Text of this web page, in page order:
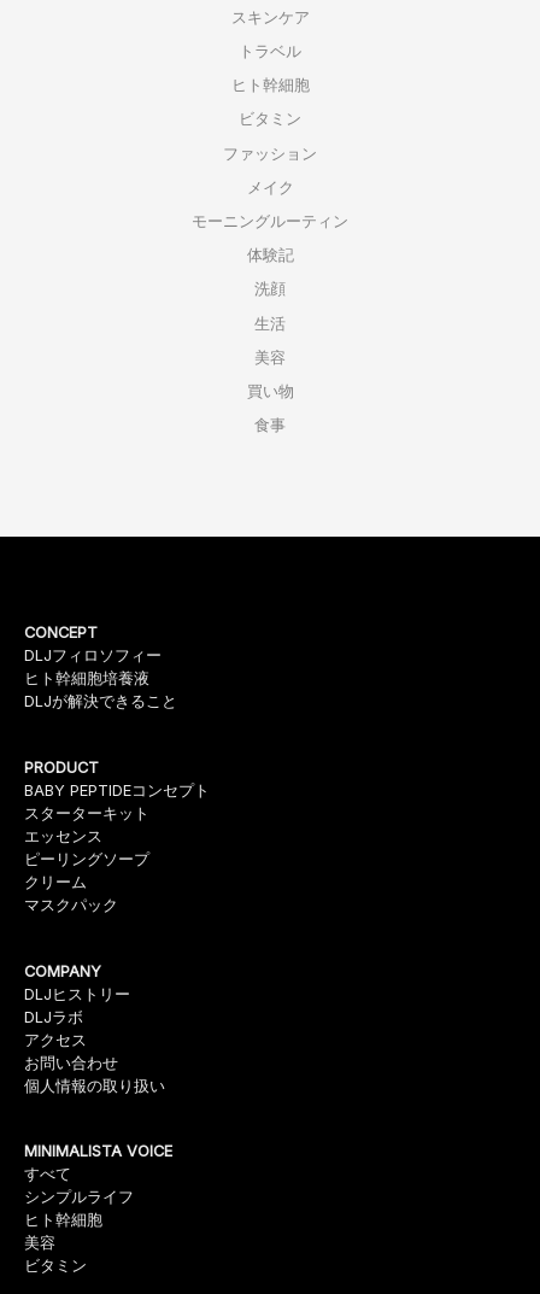
スキンケア
トラベル
ヒト幹細胞
ビタミン
ファッション
メイク
モーニングルーティン
体験記
洗顔
生活
美容
買い物
食事
CONCEPT
DLJフィロソフィー
ヒト幹細胞培養液
DLJが解決できること
PRODUCT
BABY PEPTIDEコンセプト
スターターキット
エッセンス
ピーリングソープ
クリーム
マスクパック
COMPANY
DLJヒストリー
DLJラボ
アクセス
お問い合わせ
個人情報の取り扱い
MINIMALISTA VOICE
すべて
シンプルライフ
ヒト幹細胞
美容
ビタミン